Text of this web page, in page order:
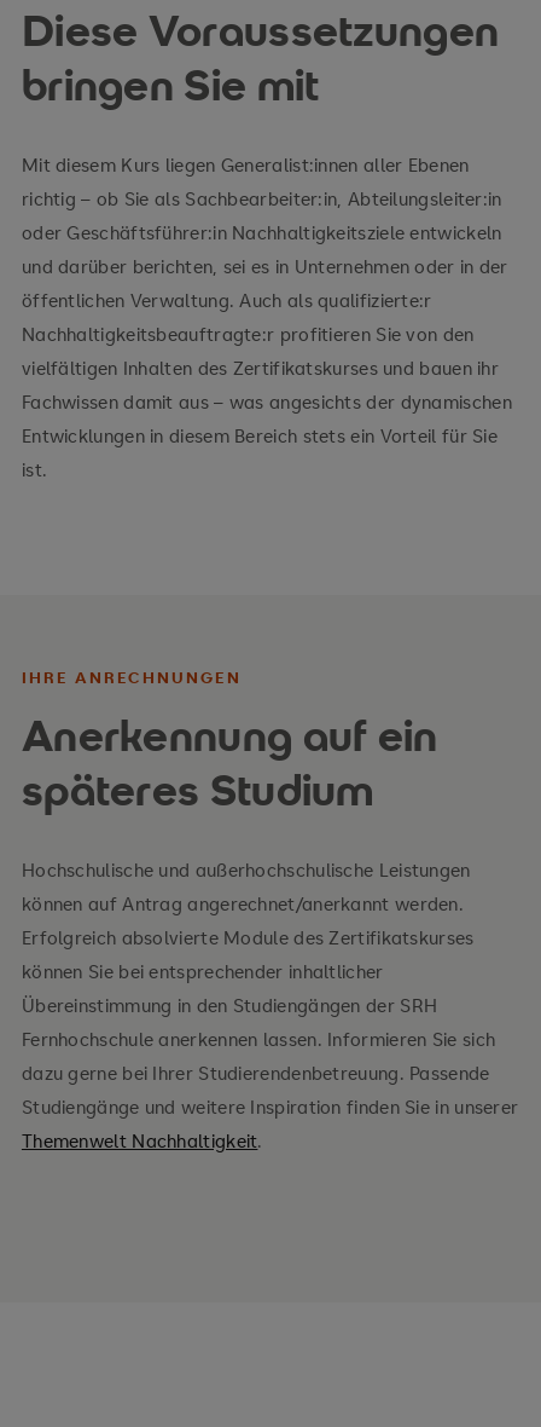
Diese Voraussetzungen
bringen Sie mit
Mit diesem Kurs liegen Generalist:innen aller Ebenen
richtig – ob Sie als Sachbearbeiter:in, Abteilungsleiter:in
oder Geschäftsführer:in Nachhaltigkeitsziele entwickeln
und darüber berichten, sei es in Unternehmen oder in der
öffentlichen Verwaltung. Auch als qualifizierte:r
Nachhaltigkeitsbeauftragte:r profitieren Sie von den
vielfältigen Inhalten des Zertifikatskurses und bauen ihr
Fachwissen damit aus – was angesichts der dynamischen
Entwicklungen in diesem Bereich stets ein Vorteil für Sie
ist.
IHRE ANRECHNUNGEN
Anerkennung auf ein
späteres Studium
Hochschulische und außerhochschulische Leistungen
können auf Antrag angerechnet/anerkannt werden.
Erfolgreich absolvierte Module des Zertifikatskurses
können Sie bei entsprechender inhaltlicher
Übereinstimmung in den Studiengängen der SRH
Fernhochschule anerkennen lassen. Informieren Sie sich
dazu gerne bei Ihrer Studierendenbetreuung. Passende
Studiengänge und weitere Inspiration finden Sie in unserer
Themenwelt Nachhaltigkeit.